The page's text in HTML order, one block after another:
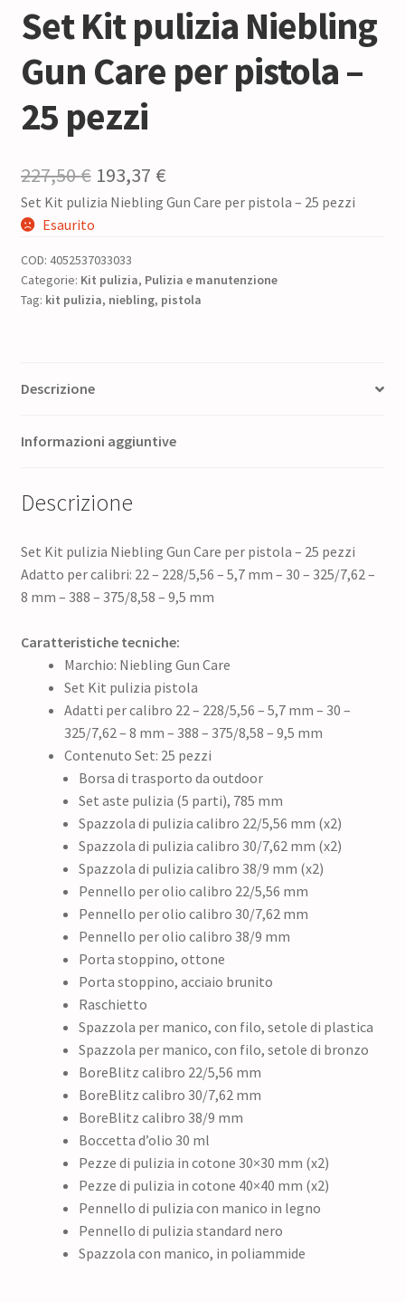
Set Kit pulizia Niebling
Gun Care per pistola –
25 pezzi
227,50€ Il
prezzo
era:
227,50 €.
193,37 €Il
prezzo
è:
193,37 €.
Set Kit pulizia Niebling Gun Care per pistola – 25 pezzi
Esaurito
COD: 4052537033033
Categorie: Kit pulizia, Pulizia e manutenzione
Tag: kit pulizia, niebling, pistola
Descrizione
Informazioni aggiuntive
Descrizione
Set Kit pulizia Niebling Gun Care per pistola – 25 pezzi
Adatto per calibri: 22 – 228/5,56 – 5,7 mm – 30 – 325/7,62 –
8 mm – 388 – 375/8,58 – 9,5 mm
Caratteristiche tecniche:
Marchio: Niebling Gun Care
Set Kit pulizia pistola
Adatti per calibro 22 – 228/5,56 – 5,7 mm – 30 –
325/7,62 – 8 mm – 388 – 375/8,58 – 9,5 mm
Contenuto Set: 25 pezzi
Borsa di trasporto da outdoor
Set aste pulizia (5 parti), 785 mm
Spazzola di pulizia calibro 22/5,56 mm (x2)
Spazzola di pulizia calibro 30/7,62 mm (x2)
Spazzola di pulizia calibro 38/9 mm (x2)
Pennello per olio calibro 22/5,56 mm
Pennello per olio calibro 30/7,62 mm
Pennello per olio calibro 38/9 mm
Porta stoppino, ottone
Porta stoppino, acciaio brunito
Raschietto
Spazzola per manico, con filo, setole di plastica
Spazzola per manico, con filo, setole di bronzo
BoreBlitz calibro 22/5,56 mm
BoreBlitz calibro 30/7,62 mm
BoreBlitz calibro 38/9 mm
Boccetta d’olio 30 ml
Pezze di pulizia in cotone 30×30 mm (x2)
Pezze di pulizia in cotone 40×40 mm (x2)
Pennello di pulizia con manico in legno
Pennello di pulizia standard nero
Spazzola con manico, in poliammide